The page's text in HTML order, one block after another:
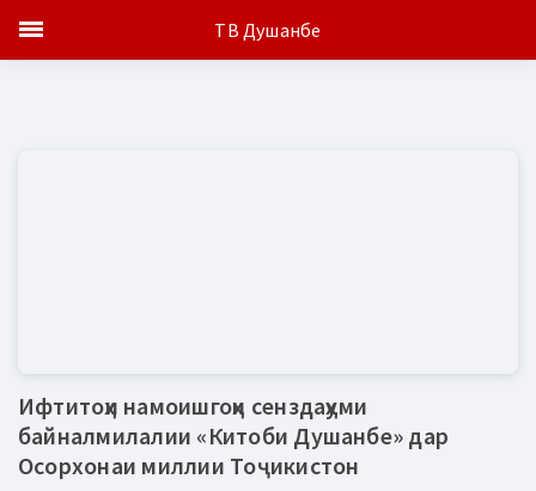
Ифтитоҳи намоишгоҳи сенздаҳуми
байналмилалии «Китоби Душанбе» дар
Осорхонаи миллии Тоҷикистон
ТВ Душанбе